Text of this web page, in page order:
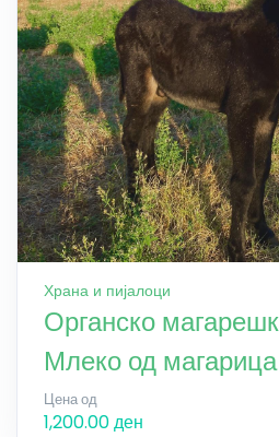
Храна и пијалоци
Органско
Млеко од магарица
Цена од
1,200.00 ден